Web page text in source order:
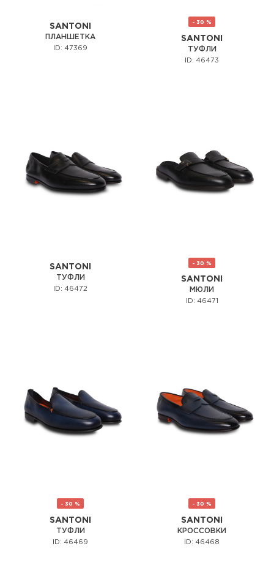
SANTONI
ПЛАНШЕТКА
ID: 47369
- 30 %
SANTONI
ТУФЛИ
ID: 46473
SANTONI
ТУФЛИ
ID: 46472
- 30 %
SANTONI
МЮЛИ
ID: 46471
- 30 %
SANTONI
ТУФЛИ
ID: 46469
- 30 %
SANTONI
КРОССОВКИ
ID: 46468